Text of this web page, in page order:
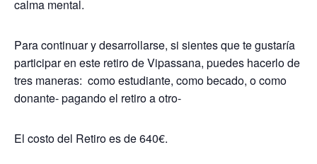
calma mental.
Para continuar y desarrollarse, si sientes que te gustaría
participar en este retiro de Vipassana, puedes hacerlo de
tres maneras: como estudiante, como becado, o como
donante- pagando el retiro a otro-
El costo del Retiro es de 640€.